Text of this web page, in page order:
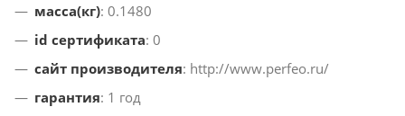
масса(кг): 0.1480
id сертификата: 0
сайт производителя: http://www.perfeo.ru/
гарантия: 1 год